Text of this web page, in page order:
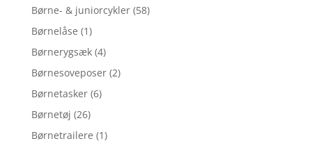
Børne- & juniorcykler (58)
Børnelåse (1)
Børnerygsæk (4)
Børnesoveposer (2)
Børnetasker (6)
Børnetøj (26)
Børnetrailere (1)